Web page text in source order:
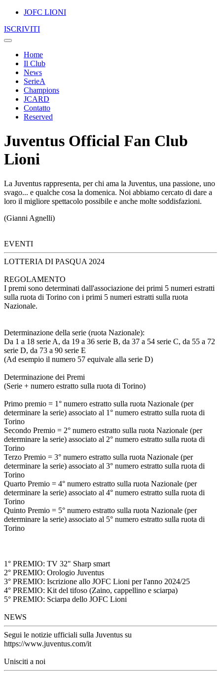
JOFC LIONI
ISCRIVITI
Home
Il Club
News
SerieA
Champions
JCARD
Contatto
Reserved
Juventus Official Fan Club
Lioni
La Juventus rappresenta, per chi ama la Juventus, una passione, uno
svago... e qualche cosa la domenica. Noi abbiamo cercato di dare a
loro il migliore spettacolo possibile e anche molte soddisfazioni.
(Gianni Agnelli)
EVENTI
LOTTERIA DI PASQUA 2024
REGOLAMENTO
I premi sono determinati dall'associazione dei primi 5 numeri estratti
sulla ruota di Torino con i primi 5 numeri estratti sulla ruota
Nazionale.
Determinazione della serie (ruota Nazionale):
Da 1 a 18 serie A, da 19 a 36 serie B, da 37 a 54 serie C, da 55 a 72
serie D, da 73 a 90 serie E
(Ad esempio il numero 57 equivale alla serie D)
Determinazione dei Premi
(Serie + numero estratto sulla ruota di Torino)
Primo premio = 1° numero estratto sulla ruota Nazionale (per
determinare la serie) associato al 1° numero estratto sulla ruota di
Torino
Secondo Premio = 2° numero estratto sulla ruota Nazionale (per
determinare la serie) associato al 2° numero estratto sulla ruota di
Torino
Terzo Premio = 3° numero estratto sulla ruota Nazionale (per
determinare la serie) associato al 3° numero estratto sulla ruota di
Torino
Quarto Premio = 4° numero estratto sulla ruota Nazionale (per
determinare la serie) associato al 4° numero estratto sulla ruota di
Torino
Quinto Premio = 5° numero estratto sulla ruota Nazionale (per
determinare la serie) associato al 5° numero estratto sulla ruota di
Torino
1° PREMIO: TV 32" Sharp smart
2° PREMIO: Orologio Juventus
3° PREMIO: Iscrizione allo JOFC Lioni per l'anno 2024/25
4° PREMIO: Kit del tifoso (Zaino, cappellino e sciarpa)
5° PREMIO: Sciarpa dello JOFC Lioni
NEWS
Segui le notizie ufficiali sulla Juventus su
https://www.juventus.com/it
Unisciti a noi